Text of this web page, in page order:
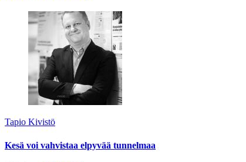
Tapio Kivistö
Kesä voi vahvistaa elpyvää tunnelmaa